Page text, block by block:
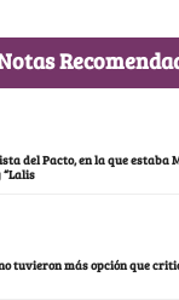
del Pacto, en la que estaba
tuvieron más opción que